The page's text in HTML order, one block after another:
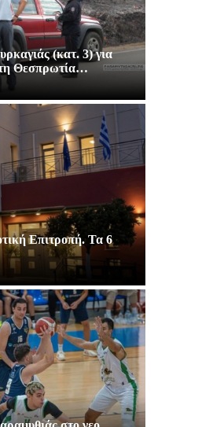
(κατ. 3) για
Θεσπρωτία…
Επιτροπή. Τα 6